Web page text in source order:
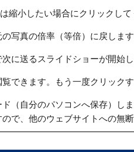
縮小したい場合にクリックして
写真の倍率（等倍）に戻します
に送るスライドショーが開始
できます。もう一度クリック
（自分のパソコンへ保存）しま
で、他のウェブサイトへの無